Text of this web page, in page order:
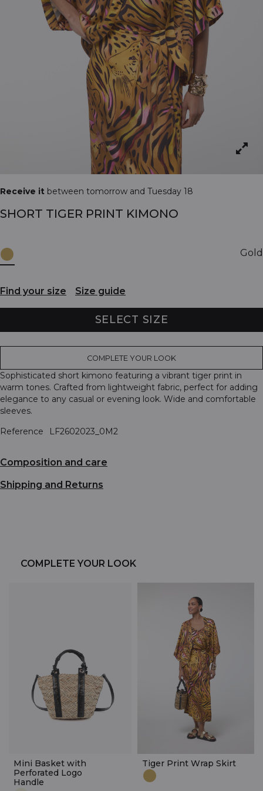
Receive it between tomorrow and Tuesday 18
SHORT TIGER PRINT KIMONO
Gold
Find your size Size guide
SELECT SIZE
COMPLETE YOUR LOOK
Sophisticated short kimono featuring a vibrant tiger print in
warm tones. Crafted from lightweight fabric, perfect for adding
elegance to any casual or evening look. Wide and comfortable
sleeves.
Reference
LF2602023_0M2
Composition and care
Shipping and Returns
COMPLETE YOUR LOOK
Mini Basket with
Perforated Logo
Handle
Tiger Print Wrap Skirt